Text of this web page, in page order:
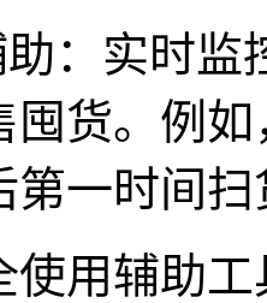
：实时监
囤货。例
第一时间
使用辅助